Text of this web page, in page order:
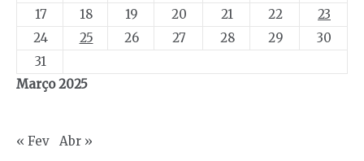
Março 2025
17
18 19 20 21 22
23
24
25 26 27 28 29
30
31
« Fev Abr »